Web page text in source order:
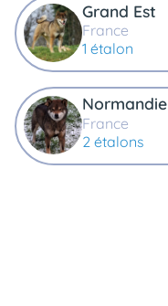
Grand Est
France
1 étalon
Normandie
France
2 étalons